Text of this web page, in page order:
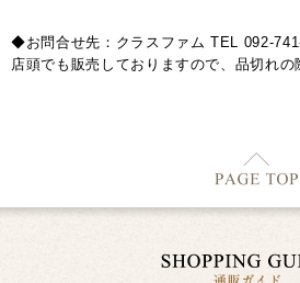
◆お問合せ先：クラスファム TEL 092-
店頭でも販売しておりますので、品切れの